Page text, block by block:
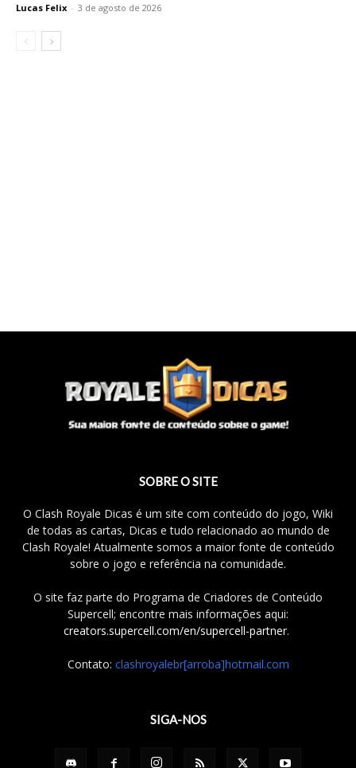
Lucas Felix - 3 de agosto de 2026
SOBRE O SITE
O Clash Royale Dicas é um site com conteúdo do jogo, Wiki
de todas as cartas, Dicas e tudo relacionado ao mundo de
Clash Royale! Atualmente somos a maior fonte de conteúdo
sobre o jogo e referência na comunidade.
O site faz parte do Programa de Criadores de Conteúdo
Supercell; encontre mais informações aqui:
creators.supercell.com/en/supercell-partner.
Contato: clashroyalebr[arroba]hotmail.com
SIGA-NOS